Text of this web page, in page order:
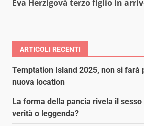
Eva Herzigová terzo figlio in
ARTICOLI RECENTI
Temptation Island 2025, non si farà
nuova location
La forma della pancia rivela il
verità o leggenda?